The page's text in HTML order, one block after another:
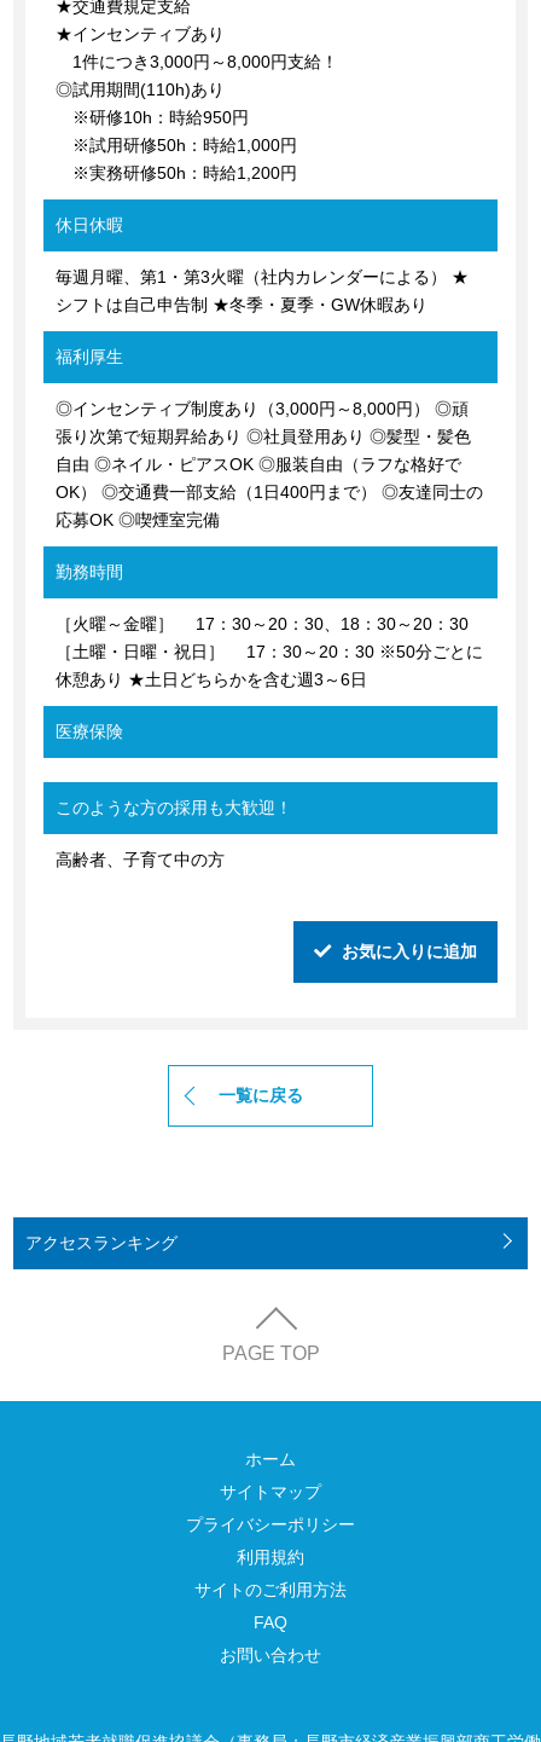
★交通費規定支給
★インセンティブあり
1件につき3,000円～8,000円支給！
◎試用期間(110h)あり
※研修10h：時給950円
※試用研修50h：時給1,000円
※実務研修50h：時給1,200円
休日休暇
毎週月曜、第1・第3火曜（社内カレンダーによる） ★
シフトは自己申告制 ★冬季・夏季・GW休暇あり
福利厚生
◎インセンティブ制度あり（3,000円～8,000円） ◎頑
張り次第で短期昇給あり ◎社員登用あり ◎髪型・髪色
自由 ◎ネイル・ピアスOK ◎服装自由（ラフな格好で
OK） ◎交通費一部支給（1日400円まで） ◎友達同士の
応募OK ◎喫煙室完備
勤務時間
［火曜～金曜］ 17：30～20：30、18：30～20：30
［土曜・日曜・祝日］ 17：30～20：30 ※50分ごとに
休憩あり ★土日どちらかを含む週3～6日
医療保険
このような方の採用も大歓迎！
高齢者、子育て中の方
お気に入りに追加
一覧に戻る
アクセスランキング
PAGE TOP
ホーム
サイトマップ
プライバシーポリシー
利用規約
サイトのご利用方法
FAQ
お問い合わせ